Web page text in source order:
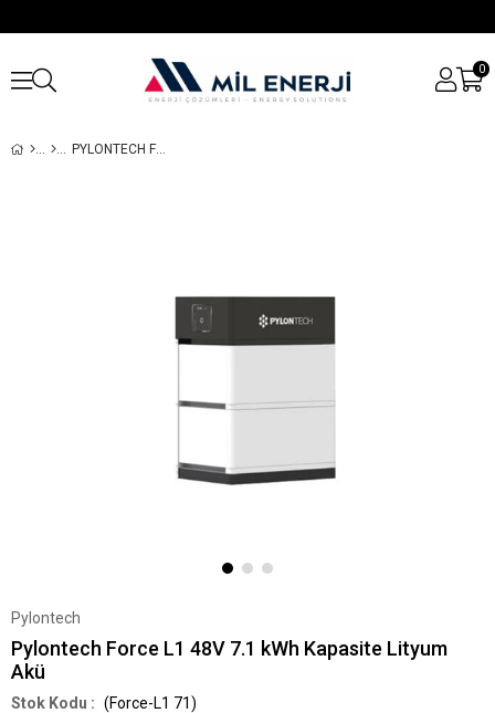
0
PYLONTECH FORCE L1 48V 7.1 KWH KAPASITE LITYUM AKÜ
Pylontech
Pylontech Force L1 48V 7.1 kWh Kapasite Lityum
Akü
(Force-L1 71)